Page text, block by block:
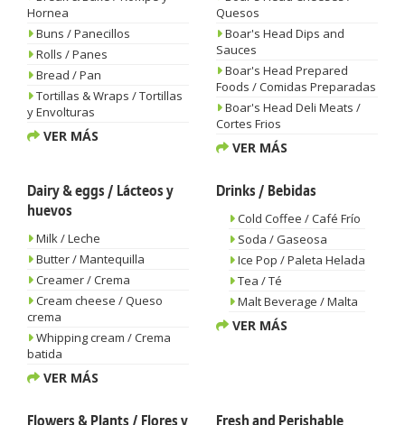
Hornea
Buns / Panecillos
Rolls / Panes
Bread / Pan
Tortillas & Wraps / Tortillas
y Envolturas
VER MÁS
Quesos
Boar's Head Dips and
Sauces
Boar's Head Prepared
Foods / Comidas Preparadas
Boar's Head Deli Meats /
Cortes Frios
VER MÁS
Dairy & eggs / Lácteos y
huevos
Milk / Leche
Butter / Mantequilla
Creamer / Crema
Cream cheese / Queso
crema
Whipping cream / Crema
batida
VER MÁS
Drinks / Bebidas
Cold Coffee / Café Frío
Soda / Gaseosa
Ice Pop / Paleta Helada
Tea / Té
Malt Beverage / Malta
VER MÁS